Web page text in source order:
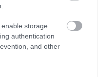
storage
authentication
and other
στην οποία
Tα
στην επέμβαση